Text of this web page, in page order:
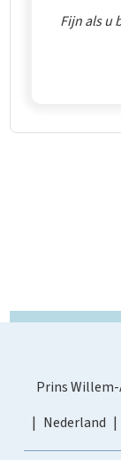
Fijn als u
Prins
Nederland